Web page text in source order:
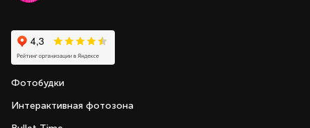
Фотобудки
Интерактивная фотозона